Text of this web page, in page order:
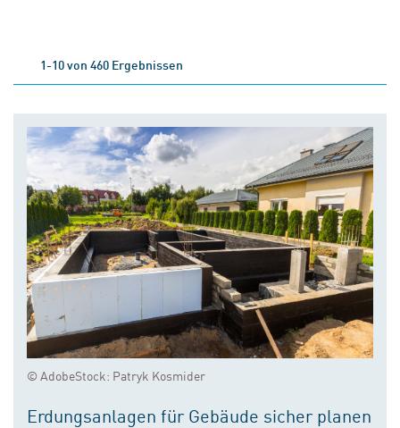
1-10 von 460 Ergebnissen
© AdobeStock: Patryk Kosmider
Erdungsanlagen für Gebäude sicher planen